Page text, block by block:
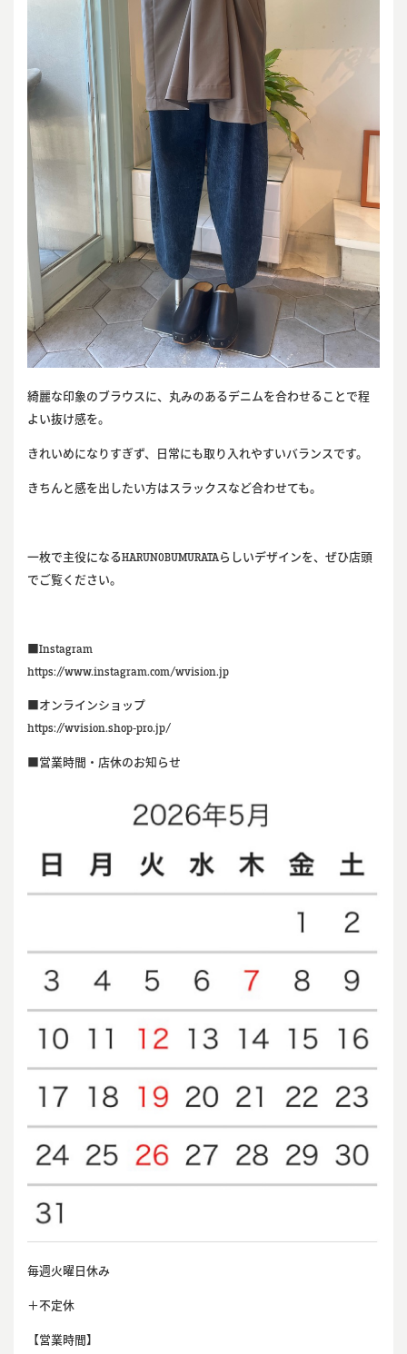
綺麗な印象のブラウスに、丸みのあるデニムを合わせることで程
よい抜け感を。
きれいめになりすぎず、日常にも取り入れやすいバランスです。
きちんと感を出したい方はスラックスなど合わせても。
一枚で主役になるHARUNOBUMURATAらしいデザインを、ぜひ店頭
でご覧ください。
■Instagram
https://www.instagram.com/wvision.jp
■オンラインショップ
https://wvision.shop-pro.jp/
■営業時間・店休のお知らせ
毎週火曜日休み
＋不定休
【営業時間】